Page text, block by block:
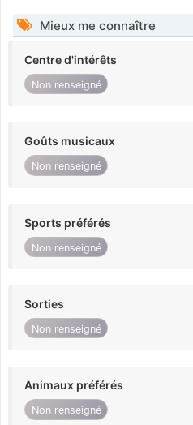
Mieux me connaître
Centre d'intérêts
Non renseigné
Goûts musicaux
Non renseigné
Sports préférés
Non renseigné
Sorties
Non renseigné
Animaux préférés
Non renseigné